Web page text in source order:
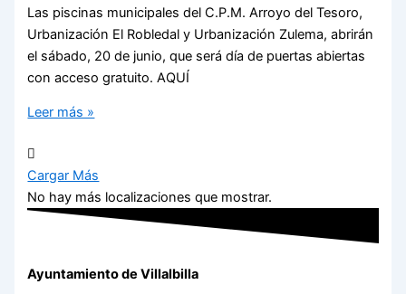
Las piscinas municipales del C.P.M. Arroyo del Tesoro,
Urbanización El Robledal y Urbanización Zulema, abrirán
el sábado, 20 de junio, que será día de puertas abiertas
con acceso gratuito. AQUÍ
Leer más »
Cargar Más
No hay más localizaciones que mostrar.
Ayuntamiento de Villalbilla